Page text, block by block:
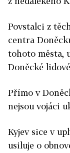
Povstalci z
centra
tohoto města,
Doněcké
Přímo v
nejsou vojáci
Kyjev sice v
usiluje o